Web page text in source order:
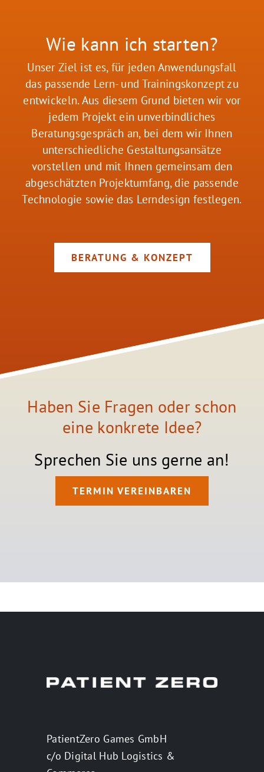
Wie kann ich starten?
Unser Ziel ist es, für jeden Anwendungsfall
das passende Lern- und Trainingskonzept zu
entwickeln. Aus diesem Grund bieten wir vor
jedem Projekt ein unverbindliches
Beratungsgespräch an, bei dem wir Ihnen
unterschiedliche Gestaltungsansätze
vorstellen und mit Ihnen gemeinsam den
abgeschätzten Projektumfang, die passende
Technologie sowie das Lerndesign festlegen.
BERATUNG & KONZEPT
Haben Sie Fragen oder schon
eine konkrete Idee?
Sprechen Sie uns gerne an!
TERMIN VEREINBAREN
PatientZero Games GmbH
c/o Digital Hub Logistics &